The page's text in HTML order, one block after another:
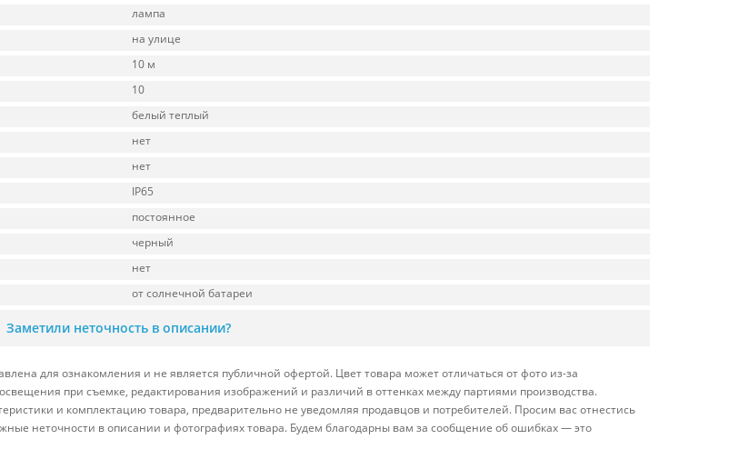
лампа
на улице
10 м
10
белый теплый
нет
нет
IP65
постоянное
черный
нет
от солнечной батареи
Заметили неточность в описании?
для ознакомления и не является публичной офертой. Цвет товара может отличаться от фото из-за
при съемке, редактирования изображений и различий в оттенках между партиями производства.
и комплектацию товара, предварительно не уведомляя продавцов и потребителей. Просим вас отнестись
неточности в описании и фотографиях товара. Будем благодарны вам за сообщение об ошибках — это